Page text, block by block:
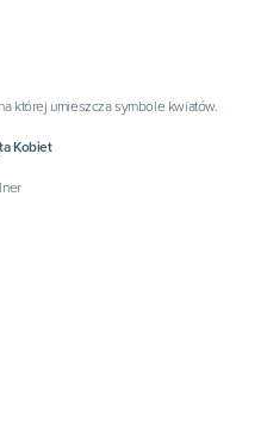
której umieszcza symbole kwiatów.
Kobiet